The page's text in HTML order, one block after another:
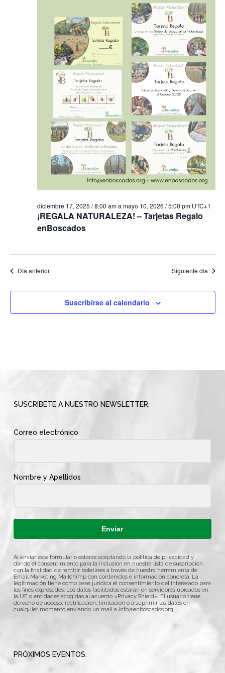
¡REGALA NATURALEZA! – Tarjetas Regalo
enBoscados
diciembre 17, 2025 / 8:00 ama mayo 10, 2026 / 5:00 pm UTC+1
Día anterior Siguiente día
Suscribirse al calendario
SUSCRÍBETE A NUESTRO NEWSLETTER:
Correo electrónico
Nombre y Apellidos
Enviar
Al enviar este formulario estarás aceptando la política de privacidad y
dando el consentimiento para la inclusión en nuestra lista de suscripción
con la finalidad de remitir boletines a través de nuestra herramienta de
Email Marketing Mailchimp con contenidos e información concreta. La
legitimación tiene como base jurídica el consentimiento del interesado para
los fines expresados. Los datos facilitados estarán en servidores ubicados en
la UE o entidades acogidas al acuerdo «Privacy Shield». El usuario tiene
derecho de acceso, rectificación, limitación o a suprimir los datos en
cualquier momento enviando un mail a info@enboscados.org.
PRÓXIMOS EVENTOS: